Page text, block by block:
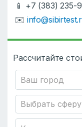
📱 +7 (383) 235-
✉️
Рассчитайте